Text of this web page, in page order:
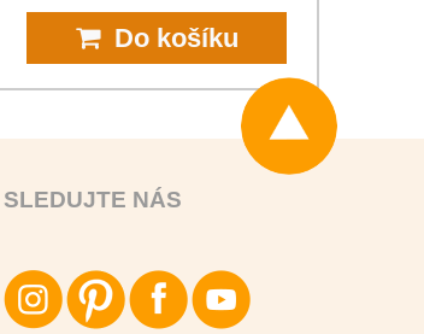
Do košíku
SLEDUJTE NÁS